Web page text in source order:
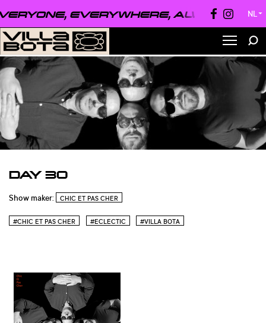
EVERYWHERE, ALWAYS ● NL ▼
DAY 30
Show maker: CHIC ET PAS CHER
#CHIC ET PAS CHER #ECLECTIC #VILLA BOTA